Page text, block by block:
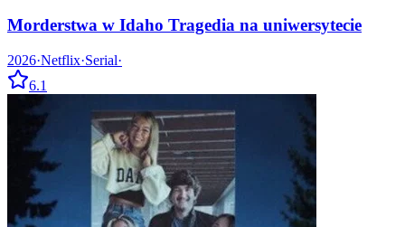
Morderstwa w Idaho Tragedia na uniwersytecie
2026·Netflix·Serial·
6.1